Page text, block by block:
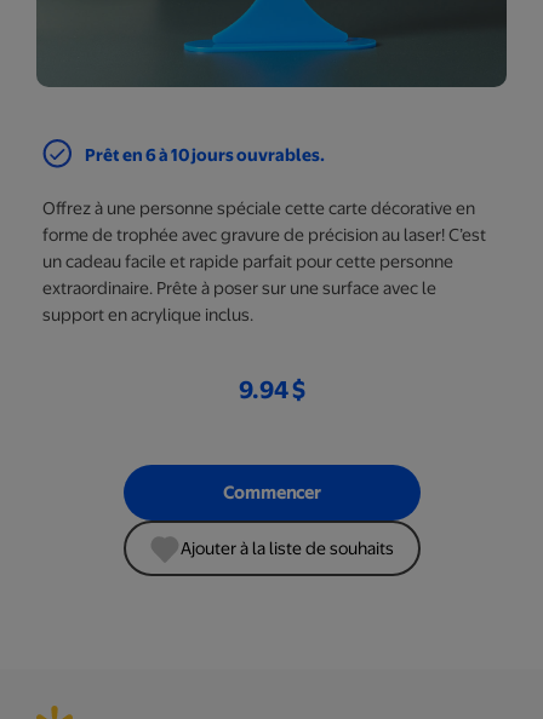
Prêt en 6 à 10 jours ouvrables.
Offrez à une personne spéciale cette carte décorative en
forme de trophée avec gravure de précision au laser! C’est
un cadeau facile et rapide parfait pour cette personne
extraordinaire. Prête à poser sur une surface avec le
support en acrylique inclus.
9.94 $
Commencer
Ajouter à la liste de souhaits